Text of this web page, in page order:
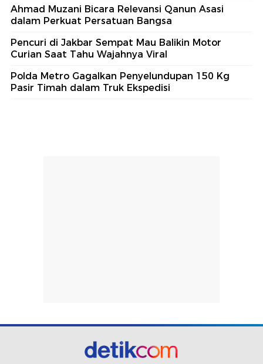
Ahmad Muzani Bicara Relevansi Qanun Asasi
dalam Perkuat Persatuan Bangsa
Pencuri di Jakbar Sempat Mau Balikin Motor
Curian Saat Tahu Wajahnya Viral
Polda Metro Gagalkan Penyelundupan 150 Kg
Pasir Timah dalam Truk Ekspedisi